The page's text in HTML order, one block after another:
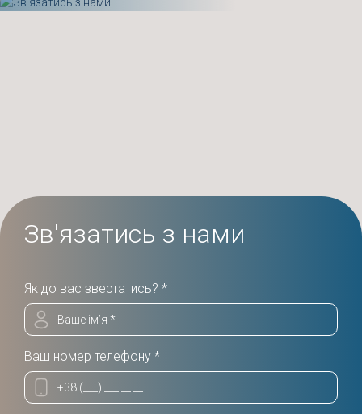
Зв'язатись з нами
Як до вас звертатись? *
Ваш номер телефону *